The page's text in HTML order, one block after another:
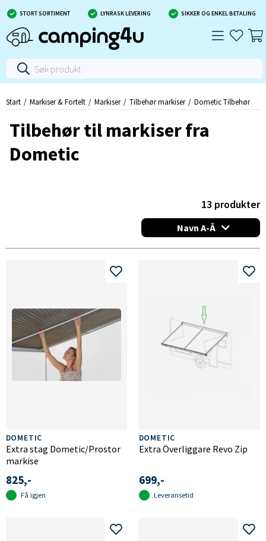
STORT SORTIMENT LYNRASK LEVERING SIKKER OG ENKEL BETALING
Start Markiser & Fortelt Markiser Tilbehør markiser Dometic Tilbehør
Tilbehør til markiser fra
Dometic
13 produkter
Navn A-Å
DOMETIC
Extra stag Dometic/Prostor
markise
825,-
Få igjen
DOMETIC
Extra Överliggare Revo Zip
699,-
Leveransetid